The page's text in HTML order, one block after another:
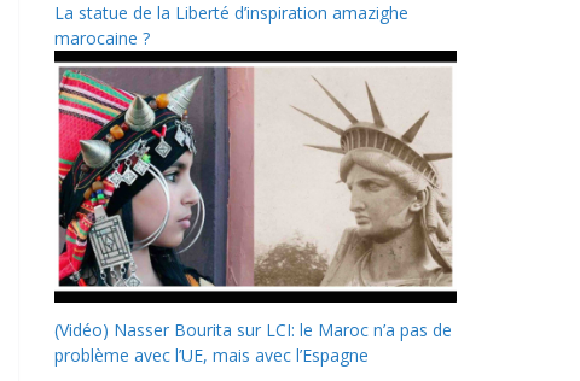
La statue de la Liberté d’inspiration amazighe
marocaine ?
(Vidéo) Nasser Bourita sur LCI: le Maroc n’a pas de
problème avec l’UE, mais avec l’Espagne